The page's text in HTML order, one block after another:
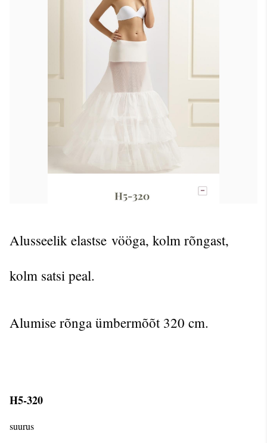
Alusseelik elastse vööga, kolm rõngast,
kolm satsi peal.
Alumise rõnga ümbermõõt 320 cm.
H5-320
suurus